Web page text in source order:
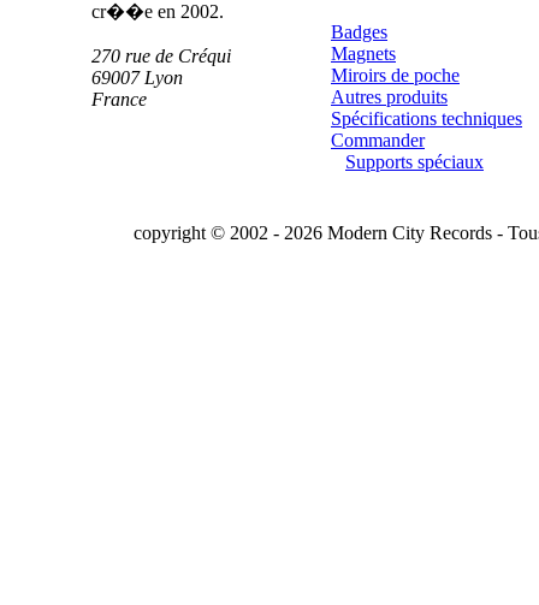
cr��e en 2002.
270 rue de Créqui
69007 Lyon
France
Badges
Magnets
Miroirs de poche
Autres produits
Spécifications techniques
Commander
Supports spéciaux
copyright © 2002 - 2026 Modern City Records -